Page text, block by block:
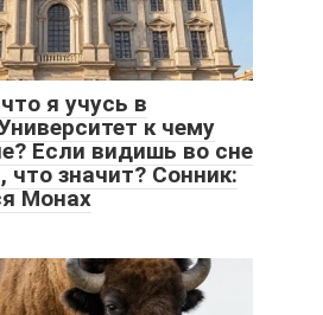
я учусь в
к чему
Если видишь во сне
что значит? Сонник:
Монах